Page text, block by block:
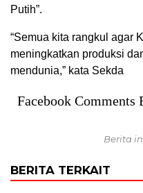
Putih”.
“Semua kita rangkul agar
meningkatkan produksi
mendunia,” kata Sekda
Facebook Comments
Berita
BERITA TERKAIT